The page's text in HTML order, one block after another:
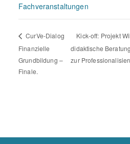
Fachveranstaltungen
CurVe-Dialog
Finanzielle
Grundbildung –
Finale.
Kick-off: Projekt
didaktische
zur